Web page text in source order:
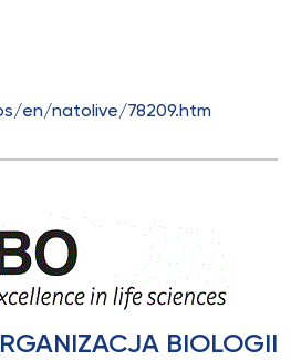
en/natolive/78209.htm
BIOLOGII